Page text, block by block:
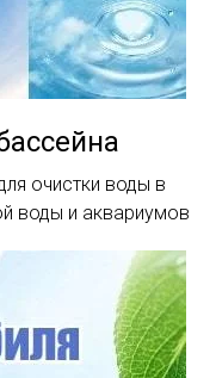
очистки воды в
воды и аквариумов